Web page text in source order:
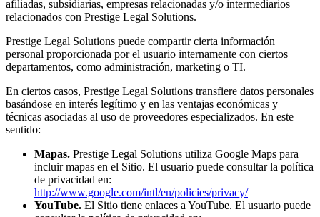
afiliadas, subsidiarias, empresas relacionadas y/o intermediarios
relacionados con Prestige Legal Solutions.
Prestige Legal Solutions puede compartir cierta información
personal proporcionada por el usuario internamente con ciertos
departamentos, como administración, marketing o TI.
En ciertos casos, Prestige Legal Solutions transfiere datos personales
basándose en interés legítimo y en las ventajas económicas y
técnicas asociadas al uso de proveedores especializados. En este
sentido:
Mapas. Prestige Legal Solutions utiliza Google Maps para
incluir mapas en el Sitio. El usuario puede consultar la política
de privacidad en:
http://www.google.com/intl/en/policies/privacy/
YouTube. El Sitio tiene enlaces a YouTube. El usuario puede